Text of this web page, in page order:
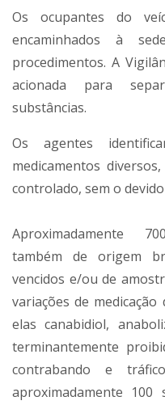
Os ocupantes do
encaminhados à
procedimentos. A
acionada para
substâncias.
Os agentes
medicamentos
controlado, sem o
Aproximadamente
também de origem
vencidos e/ou de
variações de
elas canabidiol,
terminantemente
contrabando e
aproximadamente 100